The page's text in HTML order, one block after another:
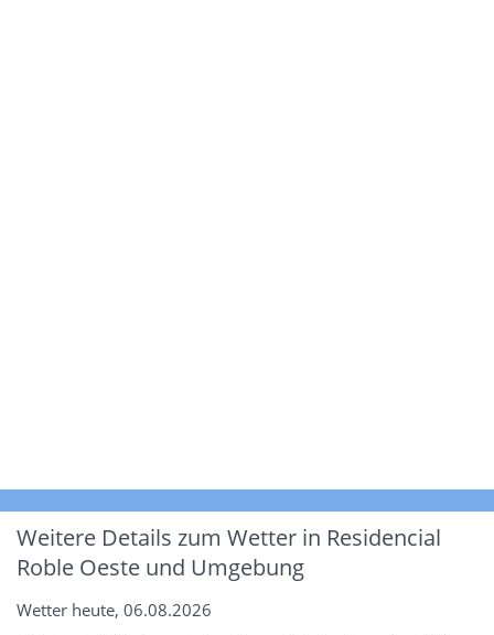
Weitere Details zum Wetter in Residencial
Roble Oeste und Umgebung
Wetter heute, 06.08.2026